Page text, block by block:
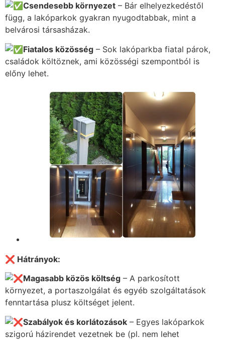
Csendesebb környezet – Bár elhelyezkedéstől
függ, a lakóparkok gyakran nyugodtabbak, mint a
belvárosi társasházak.
Fiatalos közösség – Sok lakóparkba fiatal párok,
családok költöznek, ami közösségi szempontból is
előny lehet.
❌ Hátrányok:
Magasabb közös költség – A parkosított
környezet, a portaszolgálat és egyéb szolgáltatások
fenntartása plusz költséget jelent.
Szabályok és korlátozások – Egyes lakóparkok
szigorú házirendet vezetnek be (pl. nem lehet